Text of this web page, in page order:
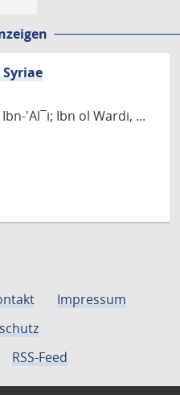
'Al¯i; Ibn ol Wardi, ...
Impressum
RSS-Feed